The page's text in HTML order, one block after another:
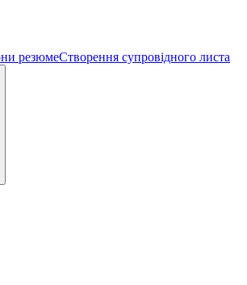
резюмеСтворення супровідного листа